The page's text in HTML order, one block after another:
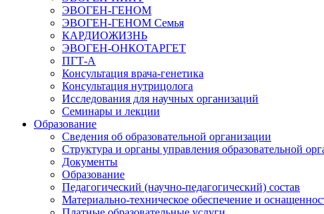
ЭВОГЕН-ГЕНОМ
ЭВОГЕН-ГЕНОМ Семья
КАРДИОЖИЗНЬ
ЭВОГЕН-ОНКОТАРГЕТ
ПГТ-А
Консультация врача-генетика
Консультация нутрицолога
Исследования для научных организаций
Семинары и лекции
Образование
Сведения об образовательной организации
Структура и органы управления образовательной
Документы
Образование
Педагогический (научно-педагогический) состав
Материально-техническое обеспечение и